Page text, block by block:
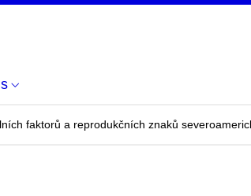
faktorů a reprodukčních znaků